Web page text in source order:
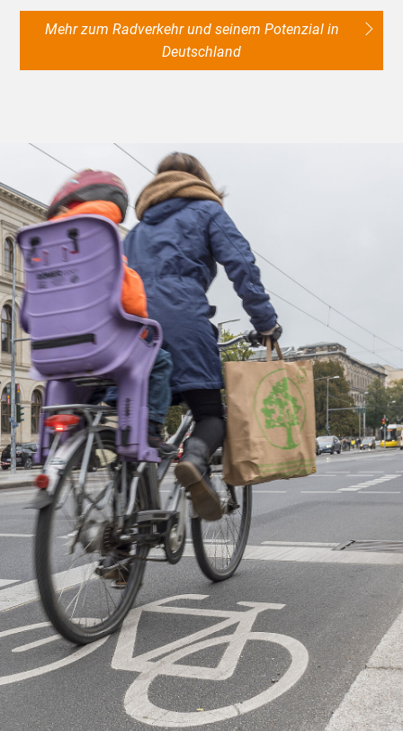
Mehr zum Radverkehr und seinem Potenzial in
Deutschland